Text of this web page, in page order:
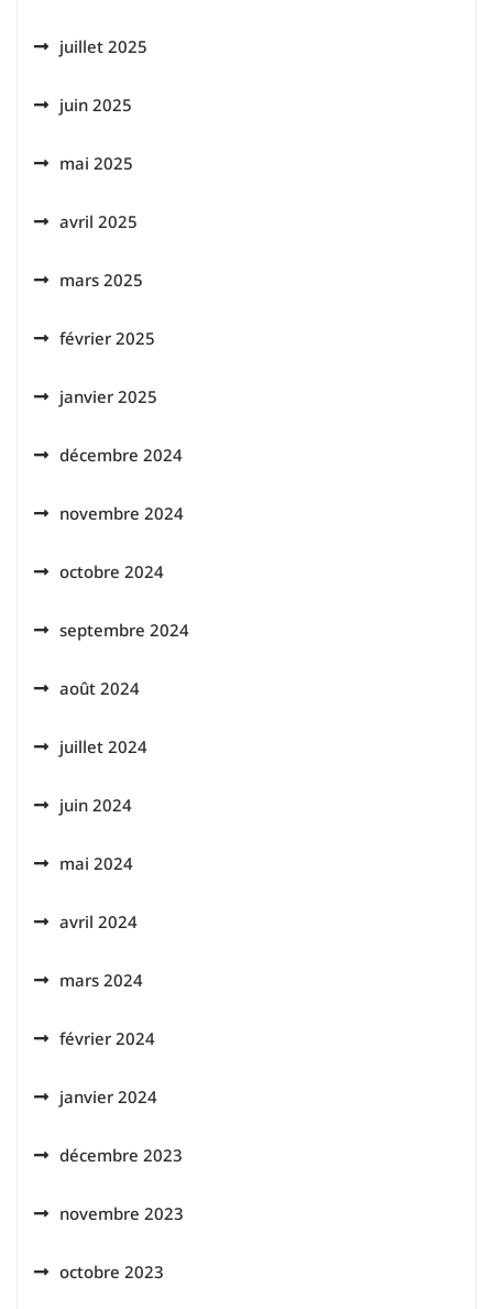
juillet 2025
juin 2025
mai 2025
avril 2025
mars 2025
février 2025
janvier 2025
décembre 2024
novembre 2024
octobre 2024
septembre 2024
août 2024
juillet 2024
juin 2024
mai 2024
avril 2024
mars 2024
février 2024
janvier 2024
décembre 2023
novembre 2023
octobre 2023